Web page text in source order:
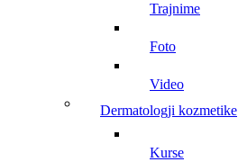
trajnime
foto
video
dermatologji kozmetike
kurse